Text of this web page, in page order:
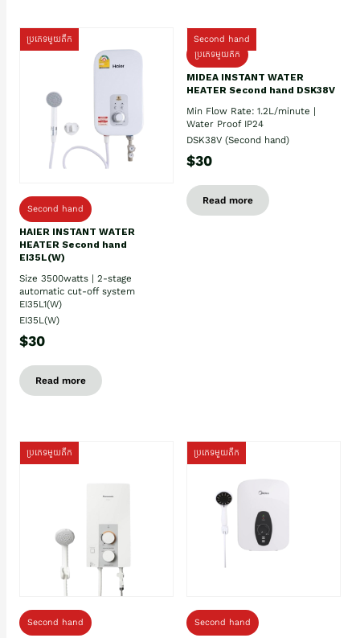
ប្រភេទមួយតឹក
Second hand
HAIER INSTANT WATER
HEATER Second hand
EI35L(W)
Size 3500watts | 2-stage
automatic cut-off system
EI35L1(W)
EI35L(W)
$30
Read more
Second hand
ប្រភេទមួយតឹក
MIDEA INSTANT WATER
HEATER Second hand DSK38V
Min Flow Rate: 1.2L/minute |
Water Proof IP24
DSK38V (Second hand)
$30
Read more
ប្រភេទមួយតឹក
Second hand
ប្រភេទមួយតឹក
Second hand